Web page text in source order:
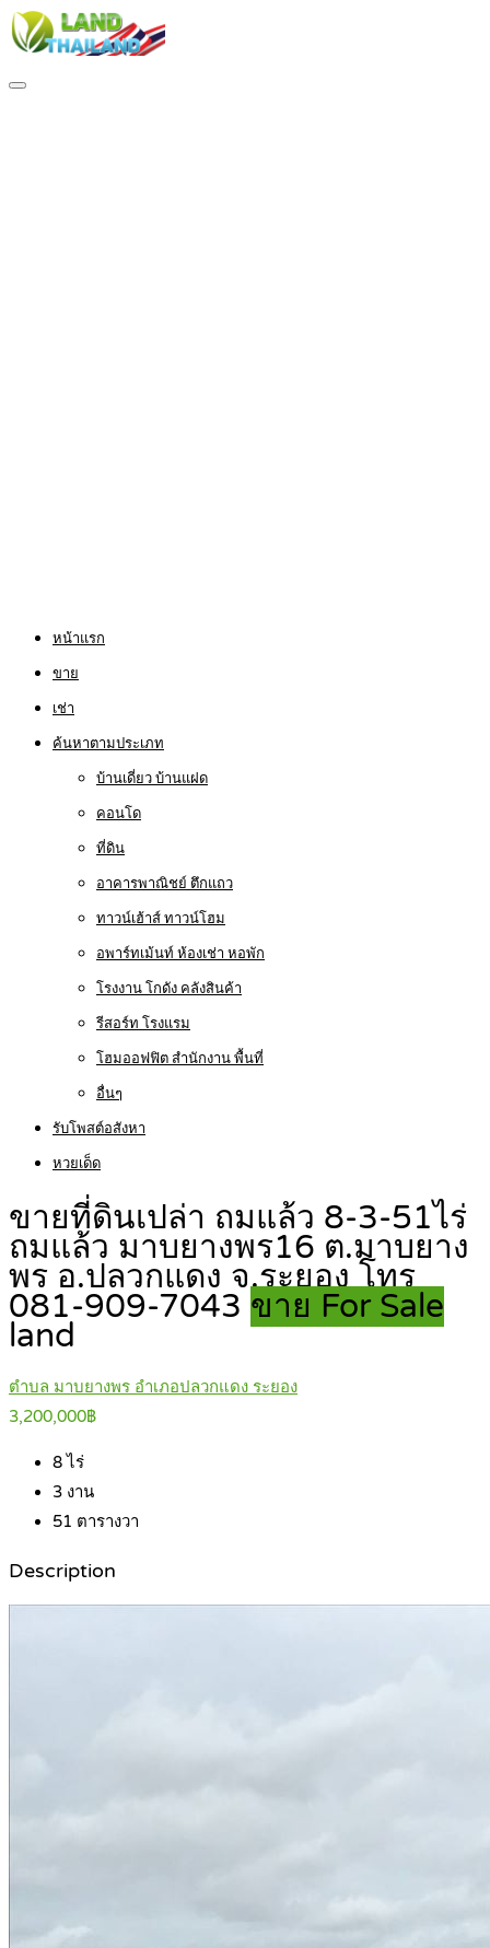
หน้าแรก
ขาย
เช่า
ค้นหาตามประเภท
บ้านเดี่ยว บ้านแฝด
คอนโด
ที่ดิน
อาคารพาณิชย์ ตึกแถว
ทาวน์เฮ้าส์ ทาวน์โฮม
อพาร์ทเม้นท์ ห้องเช่า หอพัก
โรงงาน โกดัง คลังสินค้า
รีสอร์ท โรงแรม
โฮมออฟฟิต สำนักงาน พื้นที่
อื่นๆ
รับโพสต์อสังหา
หวยเด็ด
ขายที่ดินเปล่า ถมแล้ว 8-3-51ไร่
ถมแล้ว มาบยางพร16 ต.มาบยาง
พร อ.ปลวกแดง จ.ระยอง โทร
081-909-7043 ขาย For Sale
land
ตำบล มาบยางพร อำเภอปลวกแดง ระยอง
3,200,000฿
8ไร่
3 งาน
51 ตารางวา
Description